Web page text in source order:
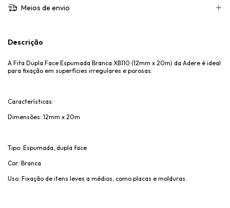
Meios de envio
Descrição
A Fita Dupla Face Espumada Branca XB110 (12mm x 20m) da Adere é ideal
para fixação em superfícies irregulares e porosas.
Características:
Dimensões: 12mm x 20m
Tipo: Espumada, dupla face
Cor: Branca
Uso: Fixação de itens leves a médios, como placas e molduras.